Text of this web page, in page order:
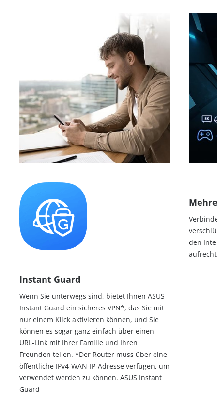
Instant Guard
Wenn Sie unterwegs sind, bietet Ihnen ASUS
Instant Guard ein sicheres VPN*, das Sie mit
nur einem Klick aktivieren können, und Sie
können es sogar ganz einfach über einen
URL-Link mit Ihrer Familie und Ihren
Freunden teilen. *Der Router muss über eine
öffentliche IPv4-WAN-IP-Adresse verfügen, um
verwendet werden zu können. ASUS Instant
Guard
den